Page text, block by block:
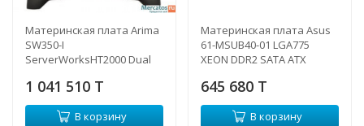
Материнская плата Arima
SW350-I
ServerWorksHT2000 Dual
U133 PCI-E8x 3PCI-X SVGA
2xGbLAN E-ATX 1000Mhz-
SW350-I(NEW)
1 041 510 T
В корзину
Материнская плата Asus
61-MSUB40-01 LGA775
XEON DDR2 SATA ATX
w/VGA, 2xLAN1000-61-
MSUB40-01(NEW)
645 680 T
В корзину